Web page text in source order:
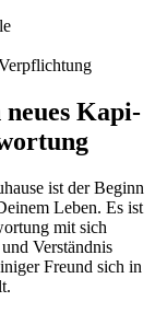
neu­es Kapi­
ist der Beginn
Leben. Es ist
mit sich
Ver­ständ­nis
Freund sich in